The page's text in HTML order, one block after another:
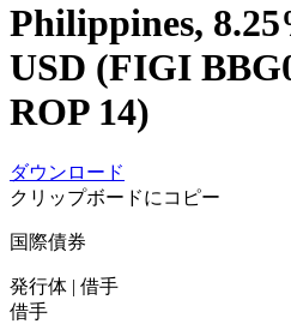
Philippines,
USD (FIGI
ROP 14)
ダウンロード
クリップボードにコピー
国際債券
発行体 | 借手
借手